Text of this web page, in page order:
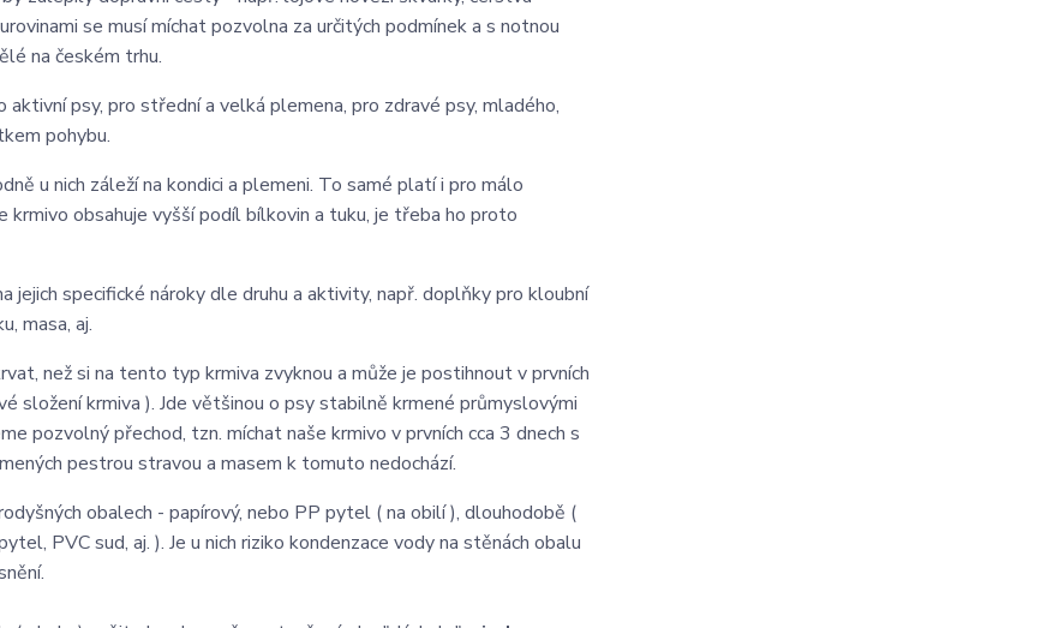
se musí míchat pozvolna za určitých podmínek a s notnou
na českém trhu.
aktivní psy, pro střední a velká plemena, pro zdravé psy, mladého,
pohybu.
u nich záleží na kondici a plemeni. To samé platí i pro málo
krmivo obsahuje vyšší podíl bílkovin a tuku, je třeba ho proto
jejich specifické nároky dle druhu a aktivity, např. doplňky pro kloubní
masa, aj.
než si na tento typ krmiva zvyknou a může je postihnout v prvních
složení krmiva ). Jde většinou o psy stabilně krmené průmyslovými
pozvolný přechod, tzn. míchat naše krmivo v prvních cca 3 dnech s
pestrou stravou a masem k tomuto nedochází.
obalech - papírový, nebo PP pytel ( na obilí ), dlouhodobě (
PVC sud, aj. ). Je u nich riziko kondenzace vody na stěnách obalu